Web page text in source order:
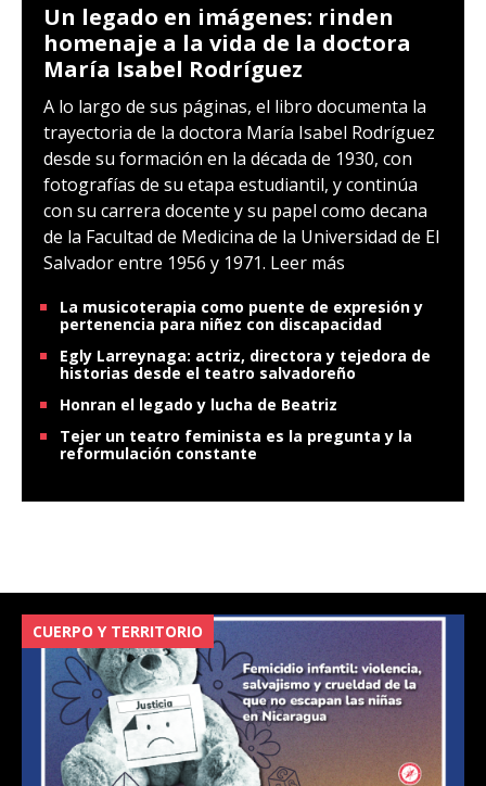
Un legado en imágenes: rinden
homenaje a la vida de la doctora
María Isabel Rodríguez
A lo largo de sus páginas, el libro documenta la
trayectoria de la doctora María Isabel Rodríguez
desde su formación en la década de 1930, con
fotografías de su etapa estudiantil, y continúa
con su carrera docente y su papel como decana
de la Facultad de Medicina de la Universidad de El
Salvador entre 1956 y 1971. Leer más
La musicoterapia como puente de expresión y
pertenencia para niñez con discapacidad
Egly Larreynaga: actriz, directora y tejedora de
historias desde el teatro salvadoreño
Honran el legado y lucha de Beatriz
Tejer un teatro feminista es la pregunta y la
reformulación constante
CUERPO Y TERRITORIO